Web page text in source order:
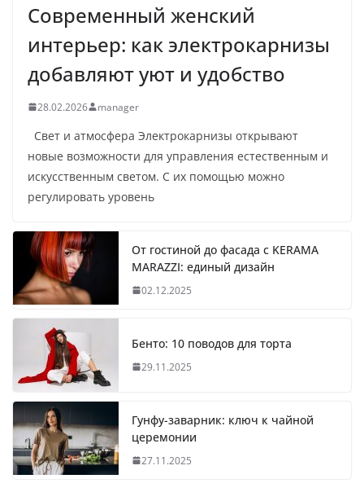
Современный женский
интерьер: как электрокарнизы
добавляют уют и удобство
28.02.2026 manager
Свет и атмосфера Электрокарнизы открывают
новые возможности для управления естественным и
искусственным светом. С их помощью можно
регулировать уровень
От гостиной до фасада с KERAMA
MARAZZI: единый дизайн
02.12.2025
Бенто: 10 поводов для торта
29.11.2025
Гунфу-заварник: ключ к чайной
церемонии
27.11.2025